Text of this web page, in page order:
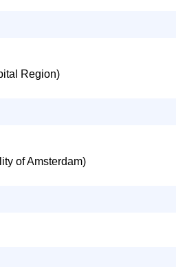
Region)
of Amsterdam)